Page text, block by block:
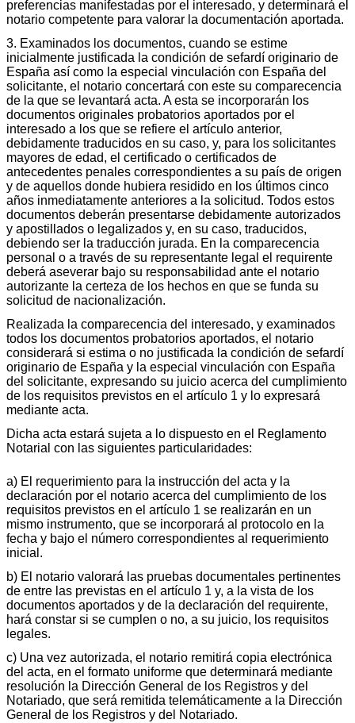
preferencias manifestadas por el interesado, y determinará el
notario competente para valorar la documentación aportada.
3. Examinados los documentos, cuando se estime
inicialmente justificada la condición de sefardí originario de
España así como la especial vinculación con España del
solicitante, el notario concertará con este su comparecencia
de la que se levantará acta. A esta se incorporarán los
documentos originales probatorios aportados por el
interesado a los que se refiere el artículo anterior,
debidamente traducidos en su caso, y, para los solicitantes
mayores de edad, el certificado o certificados de
antecedentes penales correspondientes a su país de origen
y de aquellos donde hubiera residido en los últimos cinco
años inmediatamente anteriores a la solicitud. Todos estos
documentos deberán presentarse debidamente autorizados
y apostillados o legalizados y, en su caso, traducidos,
debiendo ser la traducción jurada. En la comparecencia
personal o a través de su representante legal el requirente
deberá aseverar bajo su responsabilidad ante el notario
autorizante la certeza de los hechos en que se funda su
solicitud de nacionalización.
Realizada la comparecencia del interesado, y examinados
todos los documentos probatorios aportados, el notario
considerará si estima o no justificada la condición de sefardí
originario de España y la especial vinculación con España
del solicitante, expresando su juicio acerca del cumplimiento
de los requisitos previstos en el artículo 1 y lo expresará
mediante acta.
Dicha acta estará sujeta a lo dispuesto en el Reglamento
Notarial con las siguientes particularidades:
a) El requerimiento para la instrucción del acta y la
declaración por el notario acerca del cumplimiento de los
requisitos previstos en el artículo 1 se realizarán en un
mismo instrumento, que se incorporará al protocolo en la
fecha y bajo el número correspondientes al requerimiento
inicial.
b) El notario valorará las pruebas documentales pertinentes
de entre las previstas en el artículo 1 y, a la vista de los
documentos aportados y de la declaración del requirente,
hará constar si se cumplen o no, a su juicio, los requisitos
legales.
c) Una vez autorizada, el notario remitirá copia electrónica
del acta, en el formato uniforme que determinará mediante
resolución la Dirección General de los Registros y del
Notariado, que será remitida telemáticamente a la Dirección
General de los Registros y del Notariado.